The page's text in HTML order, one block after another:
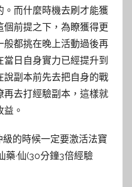
。而什麼時機去刷才能獲
前提之下，為瞭獲得更
般都挑在晚上活動過後再
日自身實力已經提升到
副本前先去把自身的戰
再去打經驗副本，這樣就
。
的時候一定要激活法寶
藥·仙(30分鐘3倍經驗